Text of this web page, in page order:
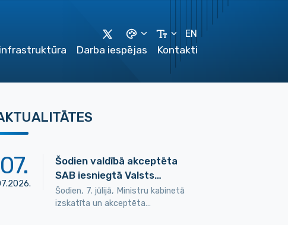
EN
Darba iespējas Kontakti
07.
.2026.
Šodien valdībā akceptēta
SAB iesniegtā Valsts…
Šodien, 7. jūlijā, Ministru kabinetā
izskatīta un akceptēta…